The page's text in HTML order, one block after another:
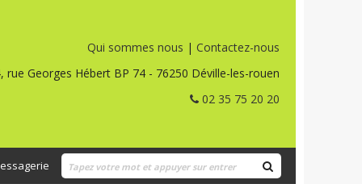
Qui sommes nous | Contactez-nous
rue Georges Hébert BP 74 - 76250 Déville-les-rouen
02 35 75 20 20